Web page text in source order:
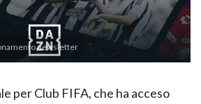
newsletter
per Club FIFA, che ha acceso